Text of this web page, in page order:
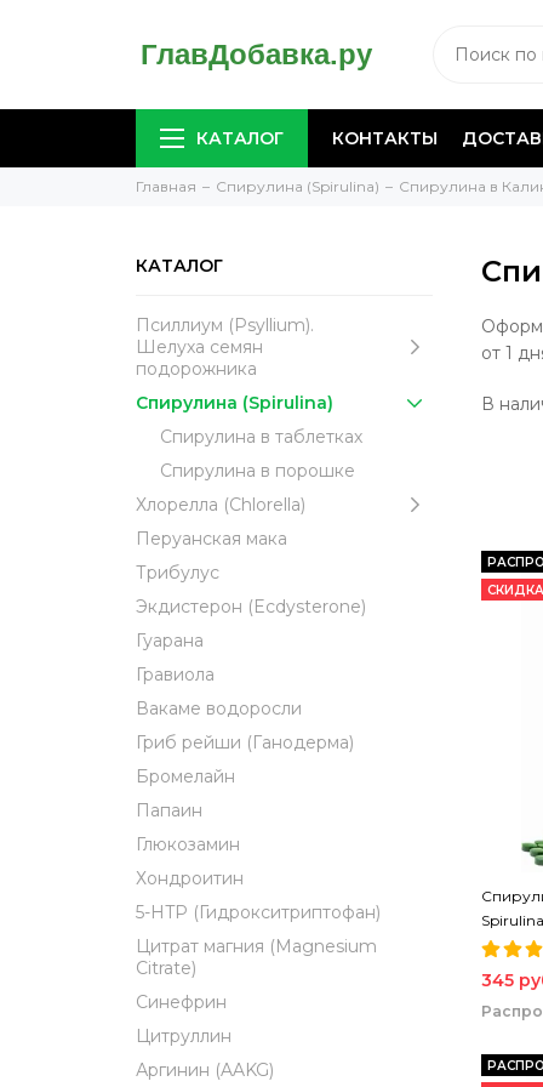
КАТАЛОГ КОНТАКТЫ
Главная Спирулина (Spirulina) Спирулина в
КАТАЛОГ
Псиллиум (Psyllium).
Шелуха семян
подорожника
Спирулина (Spirulina)
Спирулина в таблетках
Спирулина в порошке
Хлорелла (Chlorella)
Перуанская мака
Трибулус
Экдистерон (Ecdysterone)
Гуарана
Гравиола
Вакаме водоросли
Гриб рейши (Ганодерма)
Бромелайн
Папаин
Глюкозамин
Хондроитин
5-HTP (Гидрокситриптофан)
Цитрат магния (Magnesium
Citrate)
Синефрин
Цитруллин
Аргинин (AAKG)
от 1
В
СКИДКА
345